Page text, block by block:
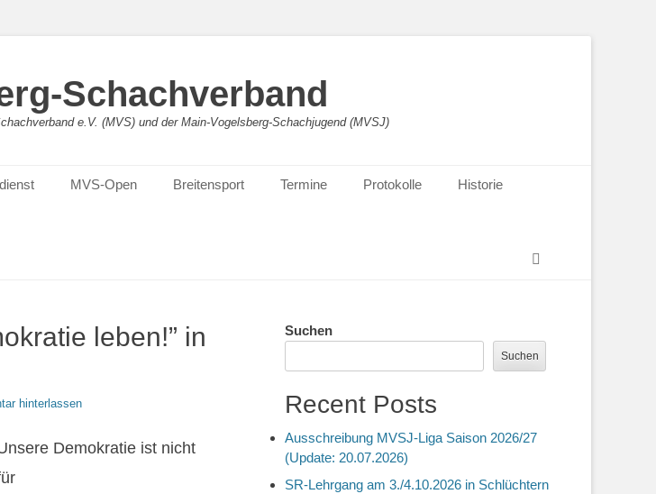
Schachverband
e.V. (MVS) und der Main-Vogelsberg-Schachjugend (MVSJ)
MVS-Open Breitensport Termine Protokolle Historie
leben!” in
hinterlassen
Demokratie ist nicht
Suchen
Suchen
Recent Posts
Ausschreibung MVSJ-Liga Saison 2026/27
(Update: 20.07.2026)
SR-Lehrgang am 3./4.10.2026 in Schlüchtern